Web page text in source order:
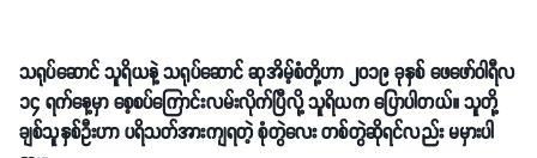
သရုပ်ဆောင် သူရိယနဲ့ သရုပ်ဆောင် ဆုအိမ့်စံတို့ဟာ ၂၀၁၉ ခုနှစ် ဖေဖော်ဝါရီလ
၁၄ ရက်နေ့မှာ စေ့စပ်ကြောင်းလမ်းလိုက်ပြီလို့ သူရိယက ပြောပါတယ်။ သူတို့
ချစ်သူနှစ်ဦးဟာ ပရိသတ်အားကျရတဲ့ စုံတွဲလေး တစ်တွဲဆိုရင်လည်း မမှားပါ